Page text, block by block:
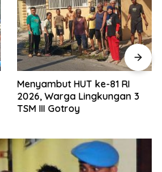
Menyambut HUT ke-81 RI
2026, Warga Lingkungan 3
TSM III Gotroy